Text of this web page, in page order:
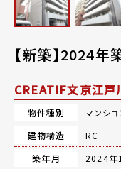
【新築】2024年
CREATIF文京江戸
物件種別
マンショ
建物構造
RC
築年月
2024年